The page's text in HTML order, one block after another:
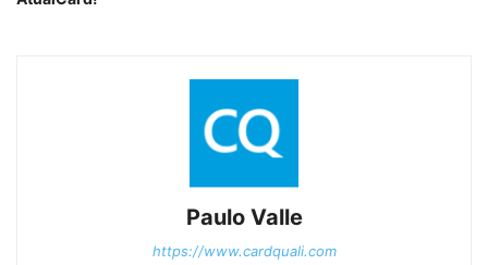
Paulo Valle
https://www.cardquali.com